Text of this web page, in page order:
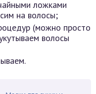
ложками
на волосы;
(можно просто
волосы